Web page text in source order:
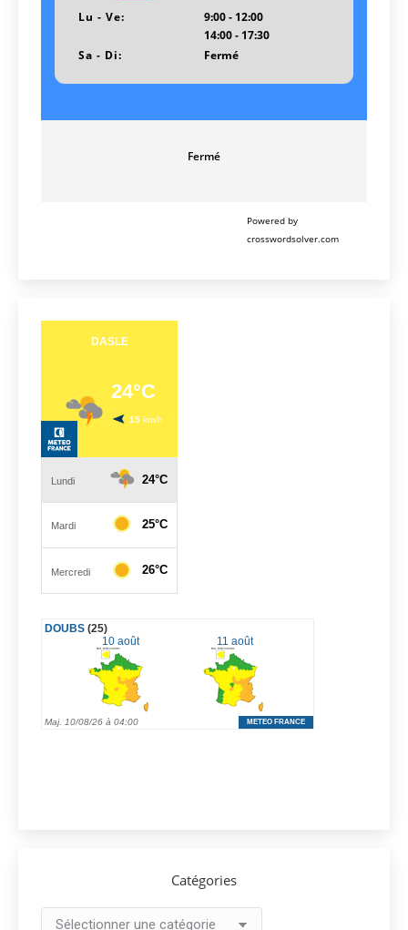
Lu - Ve:
9:00 - 12:00
14:00 - 17:30
Sa - Di:
Fermé
Fermé
Powered by
crosswordsolver.com
Catégories
Catégories